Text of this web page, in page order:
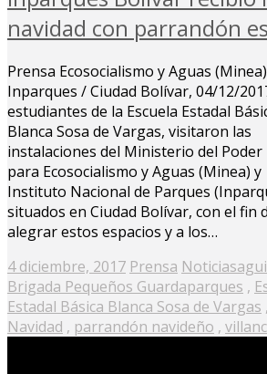
navidad con parrandón
Prensa Ecosocialismo y Aguas
Inparques / Ciudad Bolívar, 04/12/
estudiantes de la Escuela Estadal
Blanca Sosa de Vargas, visitaron las
instalaciones del Ministerio del
para Ecosocialismo y Aguas (Minea)
Instituto Nacional de Parques
situados en Ciudad Bolívar, con el fin
alegrar estos espacios y a los…
Posted
on
4 diciembre, 2017 Prensa Noticias
Brigada Pequeños Guardaparques ,
Estadal Básica Blanca Sosa de Vargas ,
Navidad , parrandón navideño ,